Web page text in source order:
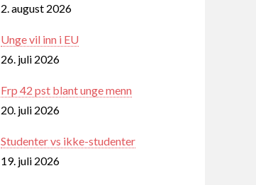
2. august 2026
Unge vil inn i EU
26. juli 2026
Frp 42 pst blant unge menn
20. juli 2026
Studenter vs ikke-studenter
19. juli 2026